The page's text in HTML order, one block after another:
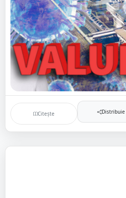
Citește Distribuie